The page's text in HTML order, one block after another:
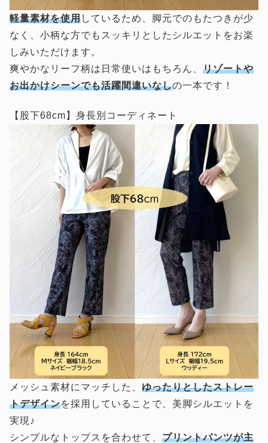
軽量素材を使用しているため、脚元でのもたつきが少
なく、小柄な方でもスッキリとしたシルエットをお楽
しみいただけます。
爽やかなリーフ柄は日常使いはもちろん、 リゾートや
お出かけシーンでも活躍間違いなしの一本です！
【股下68cm】身長別コーディネート
メッシュ素材にマッチした、 ゆったりとしたストレー
トデザインを採用していることで、美脚シルエットを
実現♪
シンプルなトップスを合わせて、 プリントパンツが主